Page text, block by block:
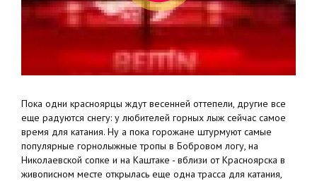
Пока одни красноярцы ждут весенней оттепели, другие все
еще радуются снегу: у любителей горных лыж сейчас самое
время для катания. Ну а пока горожане штурмуют самые
популярные горнолыжные тропы в Бобровом логу, на
Николаевской сопке и на Каштаке - вблизи от Красноярска в
живописном месте открылась еще одна трасса для катания,